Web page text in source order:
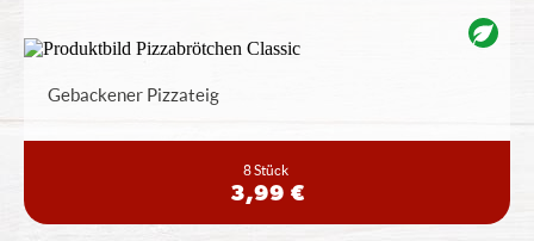
Gebackener Pizzateig
8 Stück
3,99 €